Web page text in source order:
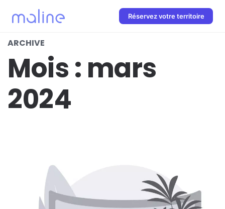
Réservez votre territoire
ARCHIVE
Mois : mars
2024